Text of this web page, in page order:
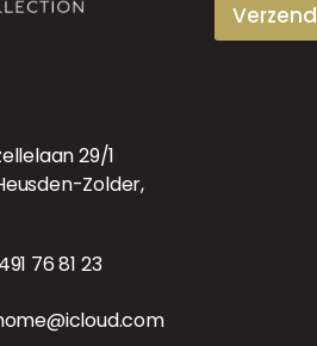
29/1
Zolder,
76 81 23
Verzend